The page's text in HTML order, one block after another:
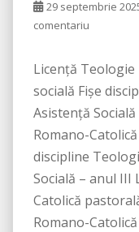
29 septembrie
comentariu
Licenţă Teologie
socială Fișe
Asistență
Romano-
discipline
Socială – anul III
Catolică
Romano-